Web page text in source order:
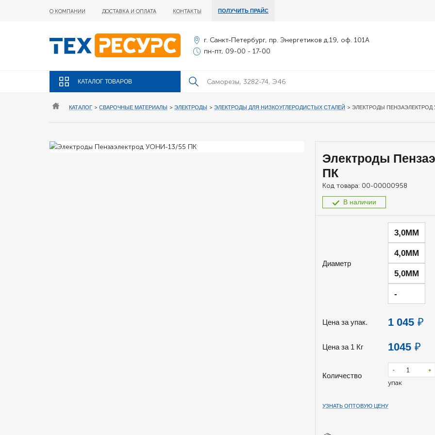
О КОМПАНИИ ДОСТАВКА И ОПЛАТА КОНТАКТЫ ПОЛУЧИТЬ ПРАЙС
г. Санкт-Петербург, пр. Энергетиков д.19, оф. 101А
пн-пт, 09-00 - 17-00
КАТАЛОГ ТОВАРОВ
КАТАЛОГ > СВАРОЧНЫЕ МАТЕРИАЛЫ > ЭЛЕКТРОДЫ > ЭЛЕКТРОДЫ ДЛЯ НИЗКОУГЛЕРОДИСТЫХ СТАЛЕЙ > ЭЛЕКТРОДЫ ПЕНЗАЭЛЕКТРОД
Электроды
ПК
Код товара: 00-00000958
В наличии
Диаметр
3,0ММ
4,0ММ
5,0ММ
-
Цена за упак. 1 045 ₽
Цена за 1 Кг 1045 ₽
Количество
- +
упак
УЗНАТЬ ОПТОВУЮ ЦЕНУ